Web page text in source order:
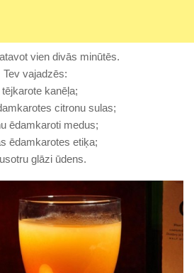
vien divās minūtēs.
Tev vajadzēs:
tējkarote kanēļa;
citronu sulas;
ēdamkaroti medus;
ēdamkarotes etiķa;
glāzi ūdens.